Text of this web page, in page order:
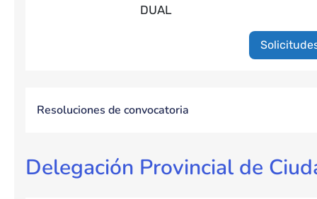
DUAL
Resoluciones de convocatoria
Delegación Provincial de